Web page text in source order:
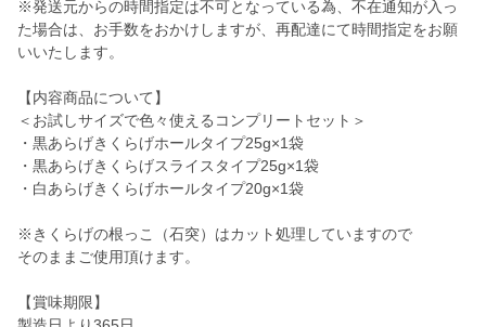
※発送元からの時間指定は不可となっている為、不在通知が入っ
た場合は、お手数をおかけしますが、再配達にて時間指定をお願
いいたします。
【内容商品について】
＜お試しサイズで色々使えるコンプリートセット＞
・黒あらげきくらげホールタイプ25g×1袋
・黒あらげきくらげスライスタイプ25g×1袋
・白あらげきくらげホールタイプ20g×1袋
※きくらげの根っこ（石突）はカット処理していますので
そのままご使用頂けます。
【賞味期限】